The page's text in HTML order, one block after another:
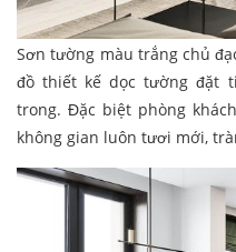
Sơn tường màu trắng chủ
đồ thiết kế dọc tường đặt
trong. Đặc biệt phòng
không gian luôn tươi mới,